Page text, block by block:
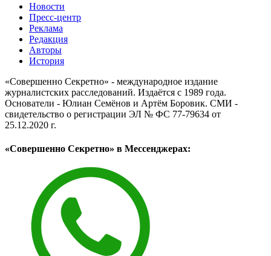
Новости
Пресс-центр
Реклама
Редакция
Авторы
История
«Совершенно Секретно» - международное издание
журналистских расследований. Издаётся с 1989 года.
Основатели - Юлиан Семёнов и Артём Боровик. CМИ -
свидетельство о регистрации ЭЛ № ФС 77-79634 от
25.12.2020 г.
«Совершенно Секретно» в Мессенджерах: